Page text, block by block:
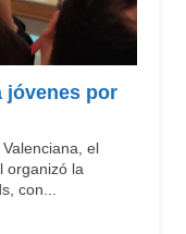
jóvenes por
el
organizó la
con...